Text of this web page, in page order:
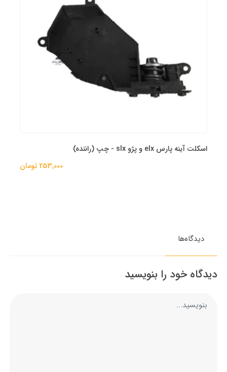
اسکلت آینه پارس elx و پژو slx - چپ (راننده)
253,000 تومان
دیدگاه‌ها
دیدگاه خود را بنویسید